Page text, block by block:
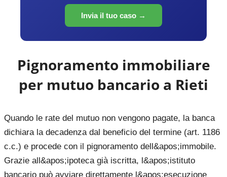
Invia il tuo caso →
Pignoramento immobiliare
per mutuo bancario a Rieti
Quando le rate del mutuo non vengono pagate, la banca
dichiara la decadenza dal beneficio del termine (art. 1186
c.c.) e procede con il pignoramento dell&apos;immobile.
Grazie all&apos;ipoteca già iscritta, l&apos;istituto
bancario può avviare direttamente l&apos;esecuzione